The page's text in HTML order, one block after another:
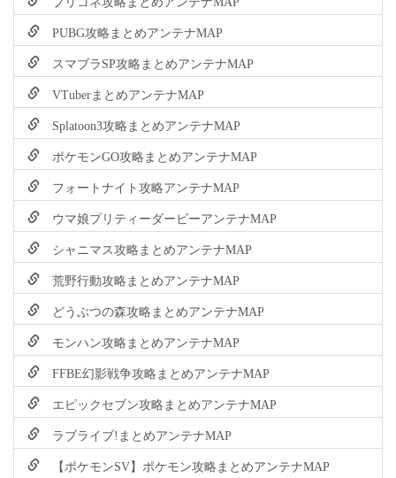
PUBG攻略まとめアンテナMAP
スマブラSP攻略まとめアンテナMAP
VTuberまとめアンテナMAP
Splatoon3攻略まとめアンテナMAP
ポケモンGO攻略まとめアンテナMAP
フォートナイト攻略アンテナMAP
ウマ娘プリティーダービーアンテナMAP
シャニマス攻略まとめアンテナMAP
荒野行動攻略まとめアンテナMAP
どうぶつの森攻略まとめアンテナMAP
モンハン攻略まとめアンテナMAP
FFBE幻影戦争攻略まとめアンテナMAP
エピックセブン攻略まとめアンテナMAP
ラブライブ!まとめアンテナMAP
【ポケモンSV】ポケモン攻略まとめアンテナMAP